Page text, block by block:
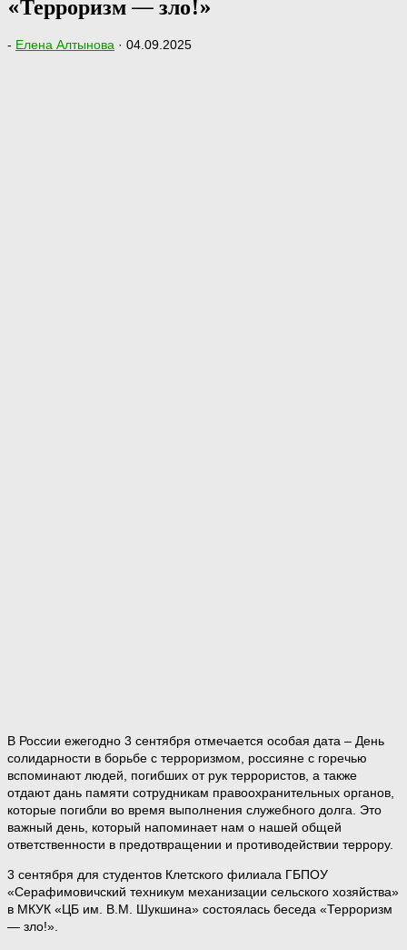
«Терроризм — зло!»
- Елена Алтынова · 04.09.2025
В России ежегодно 3 сентября отмечается особая дата – День
солидарности в борьбе с терроризмом, россияне с горечью
вспоминают людей, погибших от рук террористов, а также
отдают дань памяти сотрудникам правоохранительных органов,
которые погибли во время выполнения служебного долга. Это
важный день, который напоминает нам о нашей общей
ответственности в предотвращении и противодействии террору.
3 сентября для студентов Клетского филиала ГБПОУ
«Серафимовичский техникум механизации сельского хозяйства»
в МКУК «ЦБ им. В.М. Шукшина» состоялась беседа «Терроризм
— зло!».